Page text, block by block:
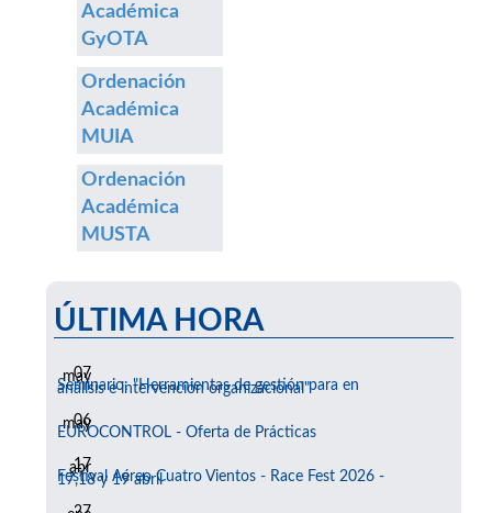
Académica
GyOTA
Ordenación
Académica
MUIA
Ordenación
Académica
MUSTA
ÚLTIMA HORA
07
may
Seminario: "Herramientas de gestión para en
análisis e intervención organizacional"
06
may
EUROCONTROL - Oferta de Prácticas
17
abr
Festival Aéreo Cuatro Vientos - Race Fest 2026 -
17,18 y 19 abril